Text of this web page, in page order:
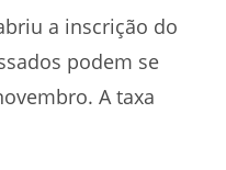
a inscrição do
podem se
A taxa